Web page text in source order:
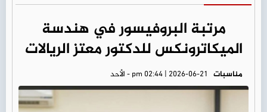
مرتبة البروفيسور في هندسة
الميكاترونكس للدكتور معتز الريالات
مناسبات pm 02:44 | 2026-06-21 - الأحد